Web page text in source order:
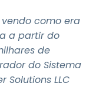
como era
a partir do
de
do Sistema
Solutions LLC